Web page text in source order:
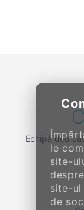
le
site-
site-
de
Echipă